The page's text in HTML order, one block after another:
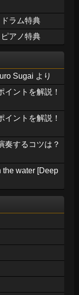
ラム特典
アノ特典
Sugai より
イントを解説！
イントを解説！
奏するコツは？
the water [Deep